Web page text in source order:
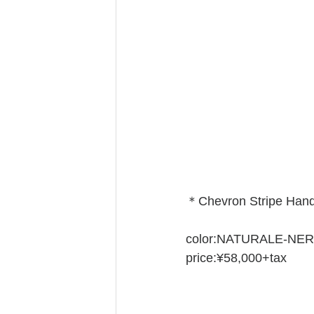
＊Chevron Stripe
color:NATURALE-
price:¥58,000+tax